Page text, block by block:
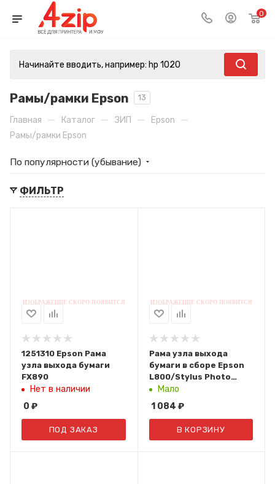
0
Рамы/рамки Epson 13
Главная — Каталог — ЗИП — Epson —
Рамы/рамки Epson
По популярности (убывание)
ФИЛЬТР
1251310 Epson Рама
узла выхода бумаги
FX890
Нет в наличии
0 ₽
ПОД ЗАКАЗ
Рама узла выхода
бумаги в сборе Epson
L800/Stylus Photo
P50/R285/R290/R295/T50/
Мало
1 084 ₽
В КОРЗИНУ